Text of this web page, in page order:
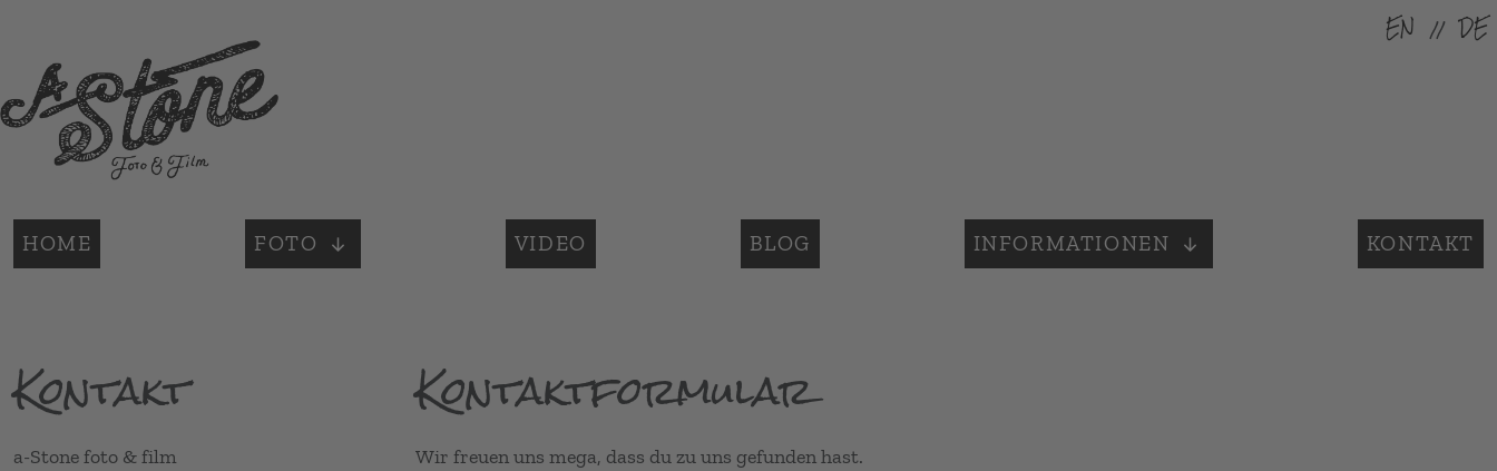
EN DE
HOME FOTO VIDEO BLOG INFORMATIONEN KONTAKT
Kontakt
a-Stone foto & film
Kontaktformular
Wir freuen uns mega, dass du zu uns gefunden hast.